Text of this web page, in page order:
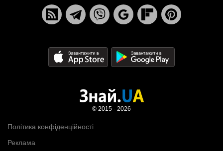
Політика конфіденційності
Реклама
© 2015 - 2026